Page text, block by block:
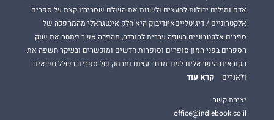
אדם ומילים יכולות להעצים ולשנות את העולם שסביבנו.קצת על ספרים
אלקטרוניים / דיגיטלייםאינדיבוק היא חלק אינטגראלי מהמהפכה של
ספרים אלקטרוניים בשפה עברית להורדה, מהפכה אשר פתחה את שוק
הספרים בפני המון סופרים וסופרות חדשים ומוכשרים ובעיקר חשפה את
הקוראים הישראלים לעוד מבחר עצום ומרתק של ספרים בשלל נושאים
וז'אנרים.
קרא עוד
יצירת קשר
office@indiebook.co.il